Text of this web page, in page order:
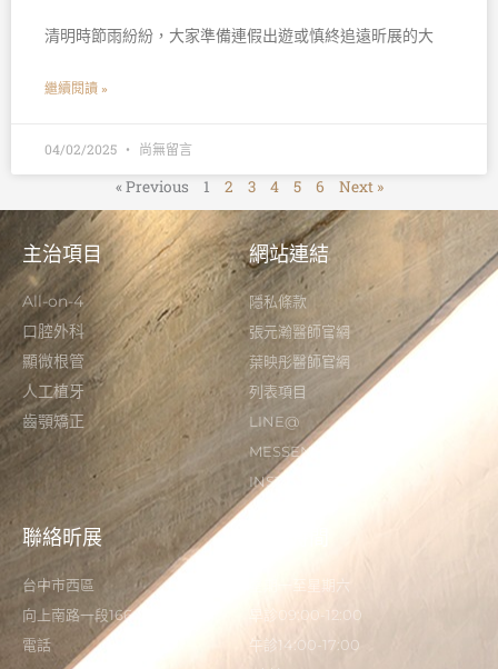
清明時節雨紛紛，大家準備連假出遊或慎終追遠昕展的大
繼續閱讀 »
04/02/2025 尚無留言
« Previous 1 2 3 4 5 6 Next »
主治項目
All-on-4
口腔外科
顯微根管
人工植牙
齒顎矯正
網站連結
隱私條款
張元瀚醫師官網
葉映彤醫師官網
列表項目
LINE@
MESSENGER
INSTAGRAM
聯絡昕展
台中市西區
向上南路一段166-5號
電話
星期一至星期六
早診09:00-12:00
午診14:00-17:00